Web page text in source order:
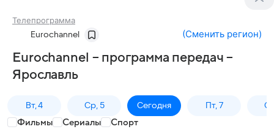
Телепрограмма
Eurochannel (Сменить регион)
Eurochannel – программа передач –
Ярославль
Вт, 4 Ср, 5 Сегодня Пт, 7
Фильмы Сериалы Спорт